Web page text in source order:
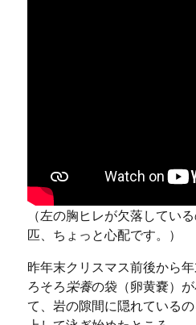
（左の胸ヒレが欠落してい
匹、ちょっと心配です。）
昨年末クリスマス前後から
ろそろ 栄養の袋（卵黄嚢）
て、岩の隙間に隠れている